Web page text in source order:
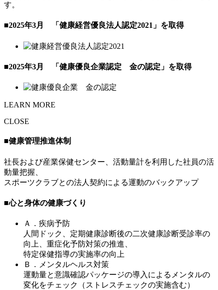
す。
■2025年3月 「健康経営優良法人認定2021」を取得
■2025年3月 「健康優良企業認定 金の認定」を取得
LEARN MORE
CLOSE
■健康管理推進体制
社長および産業保健センター、活動量計を利用した社員の活
動量把握、
スポーツクラブとの法人契約による運動のバックアップ
■心と身体の健康づくり
Ａ．疾病予防
人間ドック、定期健康診断後の二次健康診断受診率の
向上、重症化予防対策の推進、
特定保健指導の実施率の向上
Ｂ．メンタルヘルス対策
運動量と意識確認パッケージの導入によるメンタルの
変化をチェック（ストレスチェックの実施含む）